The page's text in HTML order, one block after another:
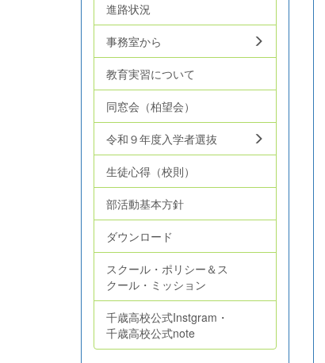
進路状況
事務室から
教育実習について
同窓会（柏望会）
令和９年度入学者選抜
生徒心得（校則）
部活動基本方針
ダウンロード
スクール・ポリシー＆ス
クール・ミッション
千歳高校公式Instgram・
千歳高校公式note